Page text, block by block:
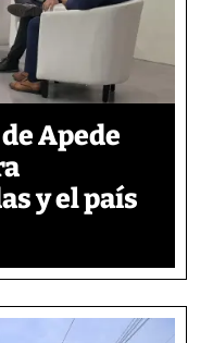
Apede
y el país